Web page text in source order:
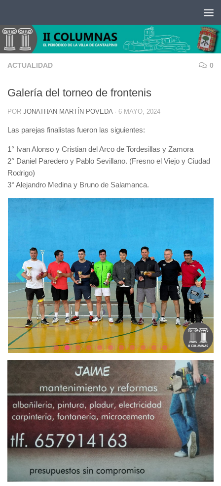
ACTUALIDAD 0
Galería del torneo de frontenis
POR JONATHAN MARTÍN POVEDA · 6 MAYO, 2024
Las parejas finalistas fueron las siguientes:
1° Ivan Alonso y Cristian del Arco de Tordesillas y Zamora
2° Daniel Paredero y Pablo Sevillano. (Fresno el Viejo y Ciudad
Rodrigo)
3° Alejandro Medina y Bruno de Salamanca.